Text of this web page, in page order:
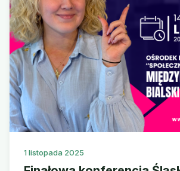
1 listopada 2025